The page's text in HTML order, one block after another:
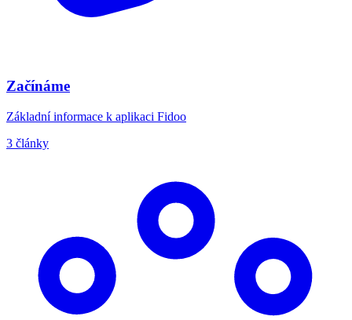
Začínáme
Základní informace k aplikaci Fidoo
3 články